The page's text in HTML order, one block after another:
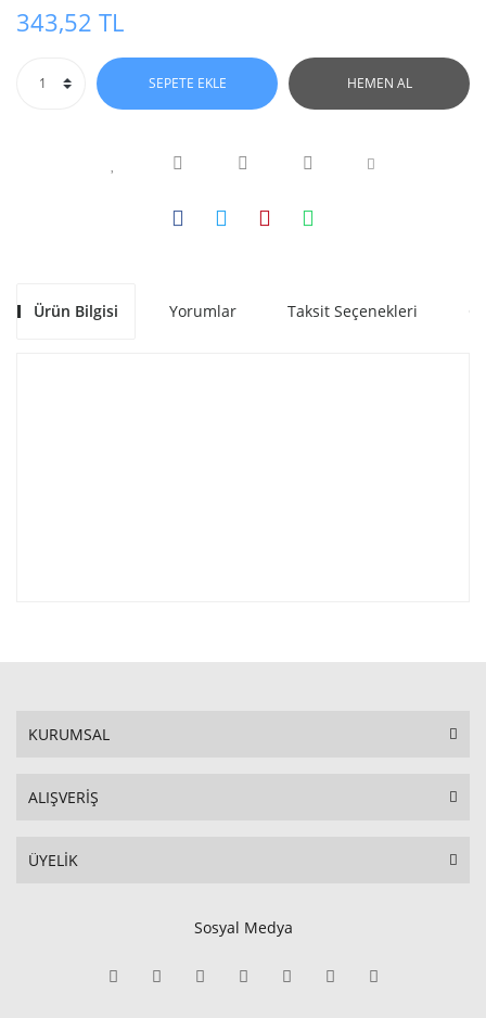
343,52 TL
SEPETE EKLE HEMEN AL
Ürün Bilgisi Yorumlar Taksit Seçenekleri
KURUMSAL
ALIŞVERİŞ
ÜYELİK
Sosyal Medya